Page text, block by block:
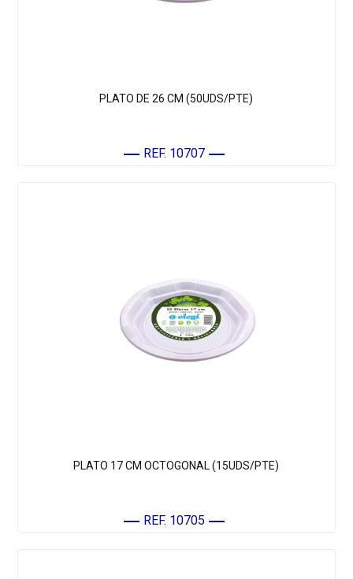
PLATO DE 26 CM (50UDS/PTE)
REF. 10707
PLATO 17 CM OCTOGONAL (15UDS/PTE)
REF. 10705